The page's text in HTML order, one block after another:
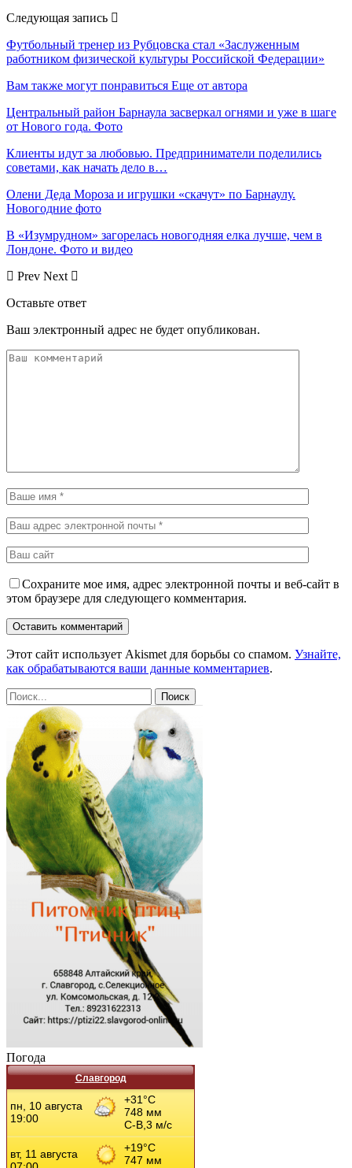
Следующая запись
Футбольный тренер из Рубцовска стал «Заслуженным
работником физической культуры Российской Федерации»
Вам также могут понравиться Еще от автора
Центральный район Барнаула засверкал огнями и уже в шаге
от Нового года. Фото
Клиенты идут за любовью. Предприниматели поделились
советами, как начать дело в…
Олени Деда Мороза и игрушки «скачут» по Барнаулу.
Новогодние фото
В «Изумрудном» загорелась новогодняя елка лучше, чем в
Лондоне. Фото и видео
Prev Next
Оставьте ответ
Ваш электронный адрес не будет опубликован.
Сохраните мое имя, адрес электронной почты и веб-сайт в
этом браузере для следующего комментария.
Этот сайт использует Akismet для борьбы со спамом. Узнайте,
как обрабатываются ваши данные комментариев.
Погода
Славгород